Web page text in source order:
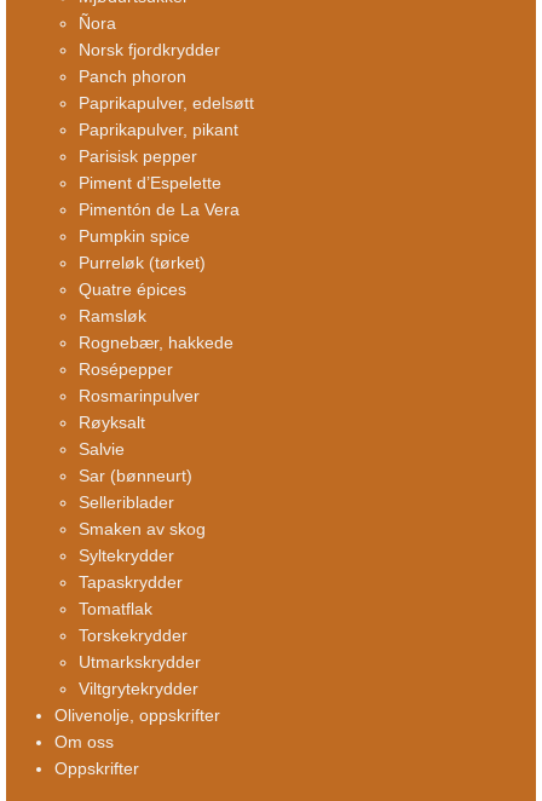
Ñora
Norsk fjordkrydder
Panch phoron
Paprikapulver, edelsøtt
Paprikapulver, pikant
Parisisk pepper
Piment d’Espelette
Pimentón de La Vera
Pumpkin spice
Purreløk (tørket)
Quatre épices
Ramsløk
Rognebær, hakkede
Rosépepper
Rosmarinpulver
Røyksalt
Salvie
Sar (bønneurt)
Selleriblader
Smaken av skog
Syltekrydder
Tapaskrydder
Tomatflak
Torskekrydder
Utmarkskrydder
Viltgrytekrydder
Olivenolje, oppskrifter
Om oss
Oppskrifter